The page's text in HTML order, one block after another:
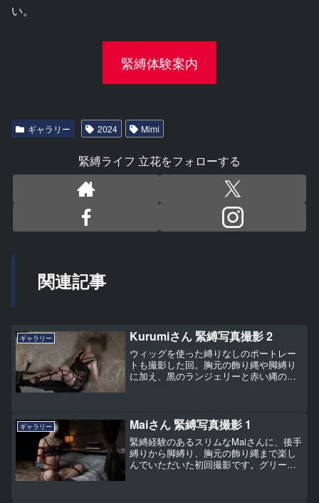
い。
緊縛体験案内
ギャラリー 2024 Mimi
緊縛ライフ 立花をフォローする
関連記事
ギャラリー Kurumiさん 緊縛写真撮影 2
ウィッグを使った縛りなしのポートレー
トも撮影した回。胸元の飾り縄や脚縛り
に加え、黒のランジェリーと赤い縄のコ
ギャラリー Maiさん 緊縛写真撮影 1
緊縛経験のあるスリムなMaiさんに、後手
縛りから脚縛り、胸元の飾り縄まで楽し
んでいただいた初回撮影です。グリーン